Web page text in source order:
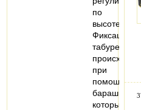
по
высоте.
Фиксация
табурета
происходит
при
помощи
барашка,
который